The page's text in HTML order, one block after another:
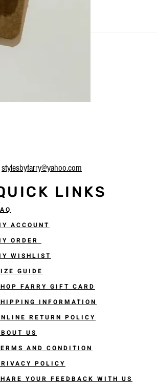
stylesbyfarry@yahoo.com
LINKS
ACCOUNT
ORDER
WISHLIST
GUIDE
FARRY GIFT CARD
INFORMATION
RETURN POLICY
US
AND CONDITION
POLICY
YOUR FEEDBACK WITH US